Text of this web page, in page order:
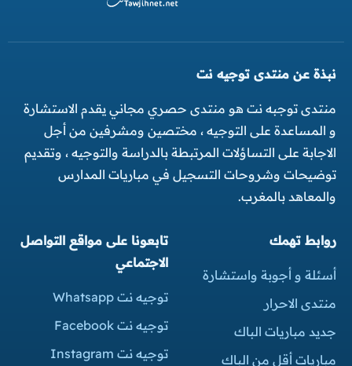
نبذة عن منتدى توجيه نت
منتدى توجبه نت هو منتدى حصري مجاني يقدم الاستشارة
و المساعدة على التوجيه ، مختصين ومشرفين من أجل
الاجابة على التساؤلات المرتبطة بالدراسة والتوجيه ، وتقديم
توضيحات وشروحات التسجيل في مباريات المدارس
والمعاهد بالمغرب.
روابط تهمك
أسئلة و أجوبة واستشارة
منتدى الاحرار
جديد مباريات الباك
مباريات أقل من الباك
تابعونا على مواقع التواصل
الاجتماعي
توجيه نت Whatsapp
توجيه نت Facebook
توجيه نت Instagram